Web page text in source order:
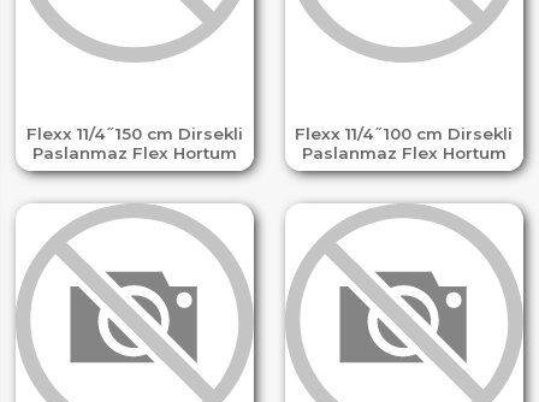
Flexx 11/4 ̋ 150 cm Dirsekli
Paslanmaz Flex Hortum
Flexx 11/4 ̋ 100 cm Dirsekli
Paslanmaz Flex Hortum